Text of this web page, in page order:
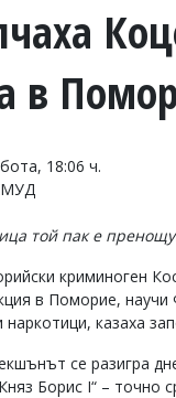
в
18:06 ч.
той пак е
криминоген
в Поморие,
казаха
се разигра
Борис I“ – точно